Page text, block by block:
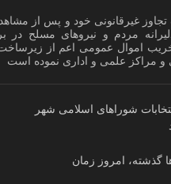
غیرقانونی خود و پس از
مردم و نیروهای مسلح در
اموال عمومی اعم از
و مراکز علمی و اداری نموده است
شوراهای اسلامی شهر
گذشته، امروز زمان